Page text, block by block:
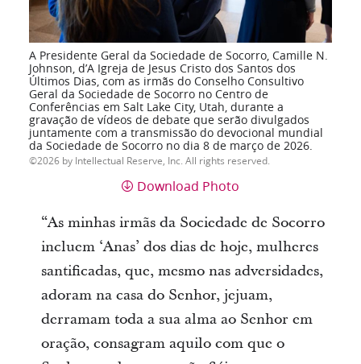
A Presidente Geral da Sociedade de Socorro, Camille N.
Johnson, d’A Igreja de Jesus Cristo dos Santos dos
Últimos Dias, com as irmãs do Conselho Consultivo
Geral da Sociedade de Socorro no Centro de
Conferências em Salt Lake City, Utah, durante a
gravação de vídeos de debate que serão divulgados
juntamente com a transmissão do devocional mundial
da Sociedade de Socorro no dia 8 de março de 2026.
2026 by Intellectual Reserve, Inc. All rights reserved.
Download Photo
“As minhas irmãs da Sociedade de Socorro
incluem ‘Anas’ dos dias de hoje, mulheres
santificadas, que, mesmo nas adversidades,
adoram na casa do Senhor, jejuam,
derramam toda a sua alma ao Senhor em
oração, consagram aquilo com que o